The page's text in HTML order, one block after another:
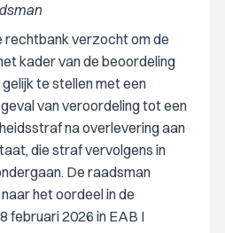
rechtbank verzocht om de
kader van de beoordeling
te stellen met een
van veroordeling tot een
na overlevering aan
die straf vervolgens in
De raadsman
het oordeel in de
februari 2026 in EAB I